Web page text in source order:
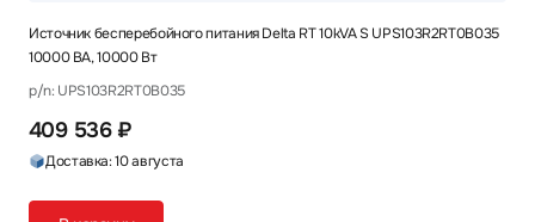
Источник бесперебойного питания Delta RT 10kVA S UPS103R2RT0B035
10000 ВА, 10000 Вт
p/n: UPS103R2RT0B035
409 536 ₽
Доставка: 10 августа